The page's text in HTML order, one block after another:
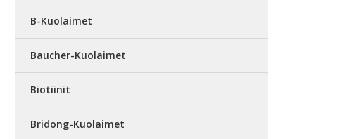
B-Kuolaimet
Baucher-Kuolaimet
Biotiinit
Bridong-Kuolaimet